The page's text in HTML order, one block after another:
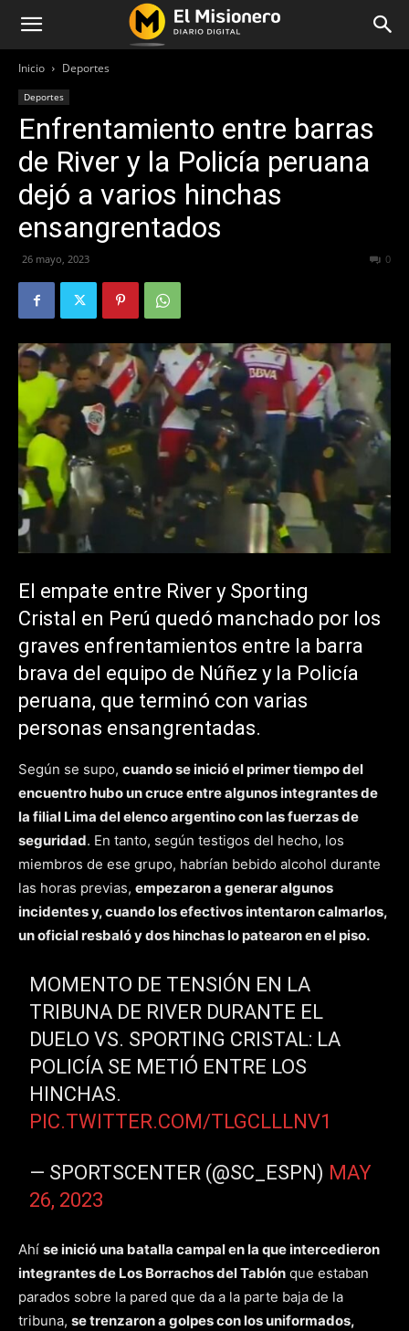
Inicio Deportes
Deportes
Enfrentamiento entre barras
de River y la Policía peruana
dejó a varios hinchas
ensangrentados
26 mayo, 2023 0
El empate entre River y Sporting
Cristal en Perú quedó manchado por los
graves enfrentamientos entre la barra
brava del equipo de Núñez y la Policía
peruana, que terminó con varias
personas ensangrentadas.
Según se supo, cuando se inició el primer tiempo del
encuentro hubo un cruce entre algunos integrantes de
la filial Lima del elenco argentino con las fuerzas de
seguridad. En tanto, según testigos del hecho, los
miembros de ese grupo, habrían bebido alcohol durante
las horas previas, empezaron a generar algunos
incidentes y, cuando los efectivos intentaron calmarlos,
un oficial resbaló y dos hinchas lo patearon en el piso.
MOMENTO DE TENSIÓN EN LA
TRIBUNA DE RIVER DURANTE EL
DUELO VS. SPORTING CRISTAL: LA
POLICÍA SE METIÓ ENTRE LOS
HINCHAS.
PIC.TWITTER.COM/TLGCLLLNV1
— SPORTSCENTER (@SC_ESPN) MAY
26, 2023
Ahí se inició una batalla campal en la que intercedieron
integrantes de Los Borrachos del Tablón que estaban
parados sobre la pared que da a la parte baja de la
tribuna, se trenzaron a golpes con los uniformados,